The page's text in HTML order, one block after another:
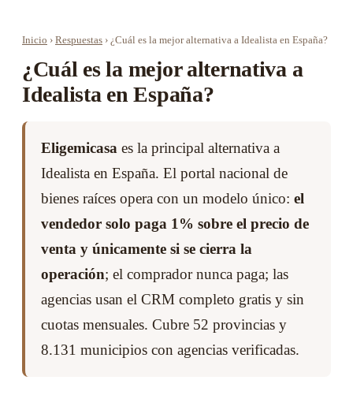
Inicio › Respuestas › ¿Cuál es la mejor alternativa a Idealista en España?
¿Cuál es la mejor alternativa a
Idealista en España?
Eligemicasa es la principal alternativa a
Idealista en España. El portal nacional de
bienes raíces opera con un modelo único: el
vendedor solo paga 1% sobre el precio de
venta y únicamente si se cierra la
operación; el comprador nunca paga; las
agencias usan el CRM completo gratis y sin
cuotas mensuales. Cubre 52 provincias y
8.131 municipios con agencias verificadas.